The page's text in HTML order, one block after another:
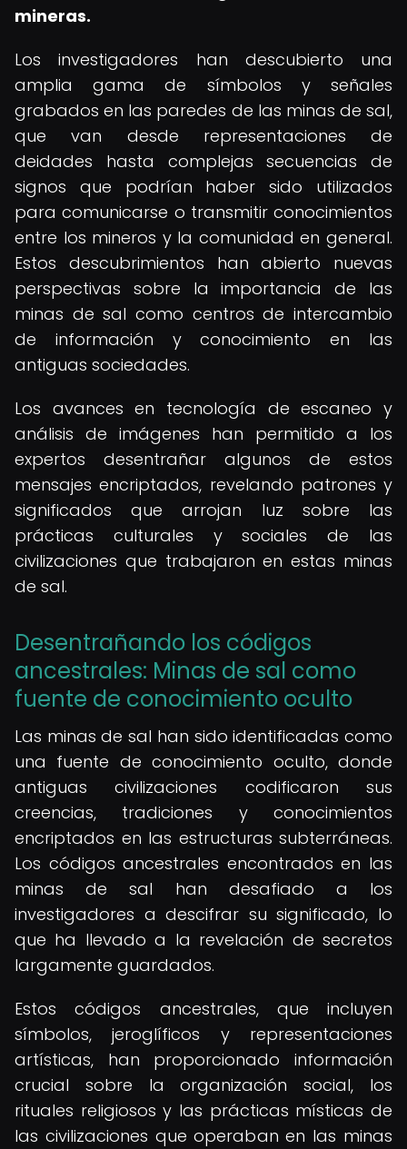
mineras.
Los investigadores han descubierto una
amplia gama de símbolos y señales
grabados en las paredes de las minas de sal,
que van desde representaciones de
deidades hasta complejas secuencias de
signos que podrían haber sido utilizados
para comunicarse o transmitir conocimientos
entre los mineros y la comunidad en general.
Estos descubrimientos han abierto nuevas
perspectivas sobre la importancia de las
minas de sal como centros de intercambio
de información y conocimiento en las
antiguas sociedades.
Los avances en tecnología de escaneo y
análisis de imágenes han permitido a los
expertos desentrañar algunos de estos
mensajes encriptados, revelando patrones y
significados que arrojan luz sobre las
prácticas culturales y sociales de las
civilizaciones que trabajaron en estas minas
de sal.
Desentrañando los códigos
ancestrales: Minas de sal como
fuente de conocimiento oculto
Las minas de sal han sido identificadas como
una fuente de conocimiento oculto, donde
antiguas civilizaciones codificaron sus
creencias, tradiciones y conocimientos
encriptados en las estructuras subterráneas.
Los códigos ancestrales encontrados en las
minas de sal han desafiado a los
investigadores a descifrar su significado, lo
que ha llevado a la revelación de secretos
largamente guardados.
Estos códigos ancestrales, que incluyen
símbolos, jeroglíficos y representaciones
artísticas, han proporcionado información
crucial sobre la organización social, los
rituales religiosos y las prácticas místicas de
las civilizaciones que operaban en las minas